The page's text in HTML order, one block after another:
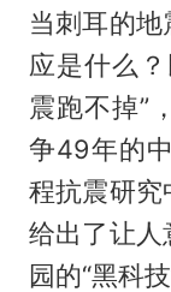
当刺耳的
应是什么
震跑不掉”
争49年的
程抗震研究
给出了让人
园的“黑科技